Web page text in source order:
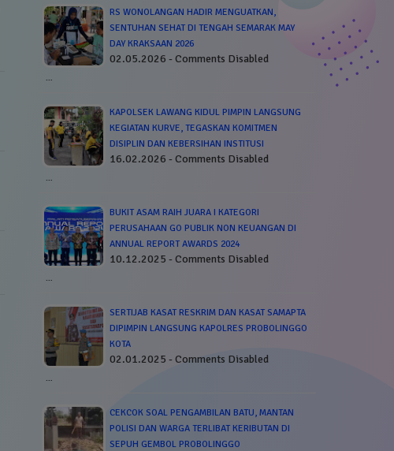
RS WONOLANGAN HADIR MENGUATKAN,
SENTUHAN SEHAT DI TENGAH SEMARAK MAY
DAY KRAKSAAN 2026
02.05.2026 - Comments Disabled
…
KAPOLSEK LAWANG KIDUL PIMPIN LANGSUNG
KEGIATAN KURVE, TEGASKAN KOMITMEN
DISIPLIN DAN KEBERSIHAN INSTITUSI
16.02.2026 - Comments Disabled
…
BUKIT ASAM RAIH JUARA I KATEGORI
PERUSAHAAN GO PUBLIK NON KEUANGAN DI
ANNUAL REPORT AWARDS 2024
10.12.2025 - Comments Disabled
…
SERTIJAB KASAT RESKRIM DAN KASAT SAMAPTA
DIPIMPIN LANGSUNG KAPOLRES PROBOLINGGO
KOTA
02.01.2025 - Comments Disabled
…
CEKCOK SOAL PENGAMBILAN BATU, MANTAN
POLISI DAN WARGA TERLIBAT KERIBUTAN DI
SEPUH GEMBOL PROBOLINGGO